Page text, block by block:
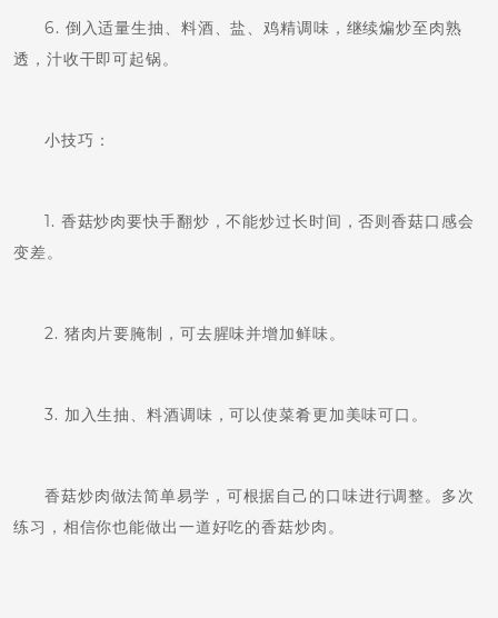
6. 倒入适量生抽、料酒、盐、鸡精调味，继续煸炒至肉熟
透，汁收干即可起锅。
小技巧：
1. 香菇炒肉要快手翻炒，不能炒过长时间，否则香菇口感会
变差。
2. 猪肉片要腌制，可去腥味并增加鲜味。
3. 加入生抽、料酒调味，可以使菜肴更加美味可口。
香菇炒肉做法简单易学，可根据自己的口味进行调整。多次
练习，相信你也能做出一道好吃的香菇炒肉。